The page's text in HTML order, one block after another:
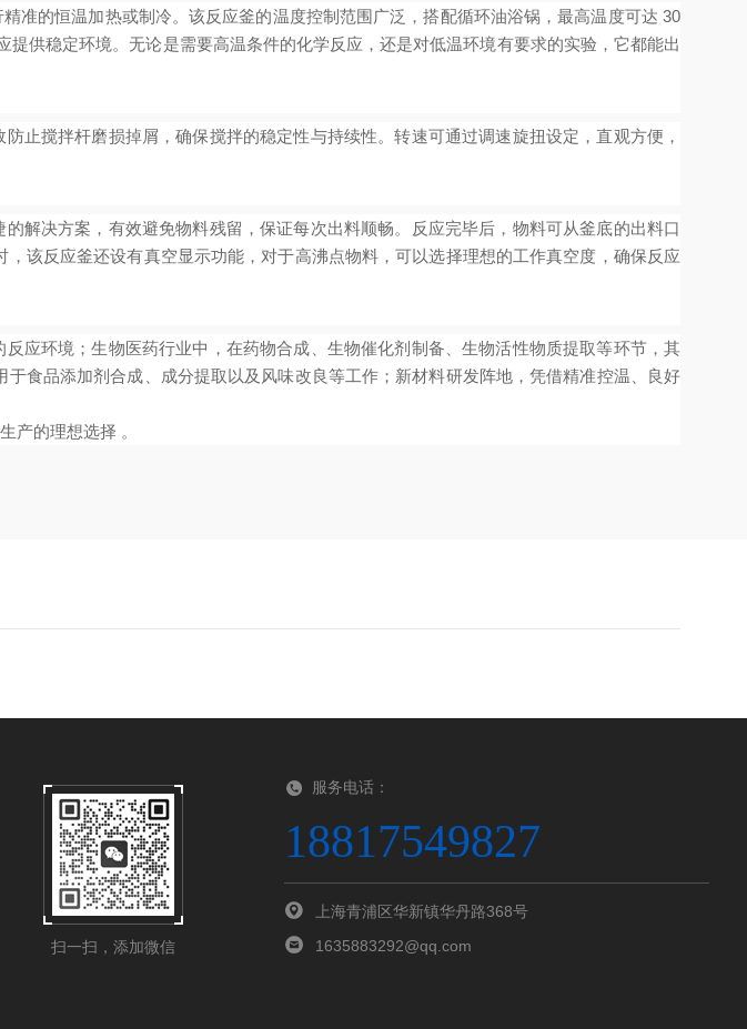
准的恒温加热或制冷。该反应釜的温度控制范围广泛，搭配循环油浴锅，最高温度可达 30
供稳定环境。无论是需要高温条件的化学反应，还是对低温环境有要求的实验，它都能出
止搅拌杆磨损掉屑，确保搅拌的稳定性与持续性。转速可通过调速旋扭设定，直观方便，
解决方案，有效避免物料残留，保证每次出料顺畅。反应完毕后，物料可从釜底的出料口
该反应釜还设有真空显示功能，对于高沸点物料，可以选择理想的工作真空度，确保反应
应环境；生物医药行业中，在药物合成、生物催化剂制备、生物活性物质提取等环节，其
食品添加剂合成、成分提取以及风味改良等工作；新材料研发阵地，凭借精准控温、良好
产的理想选择 。
扫一扫，添加微信
服务电话：
18817549827
上海青浦区华新镇华丹路368号
1635883292@qq.com